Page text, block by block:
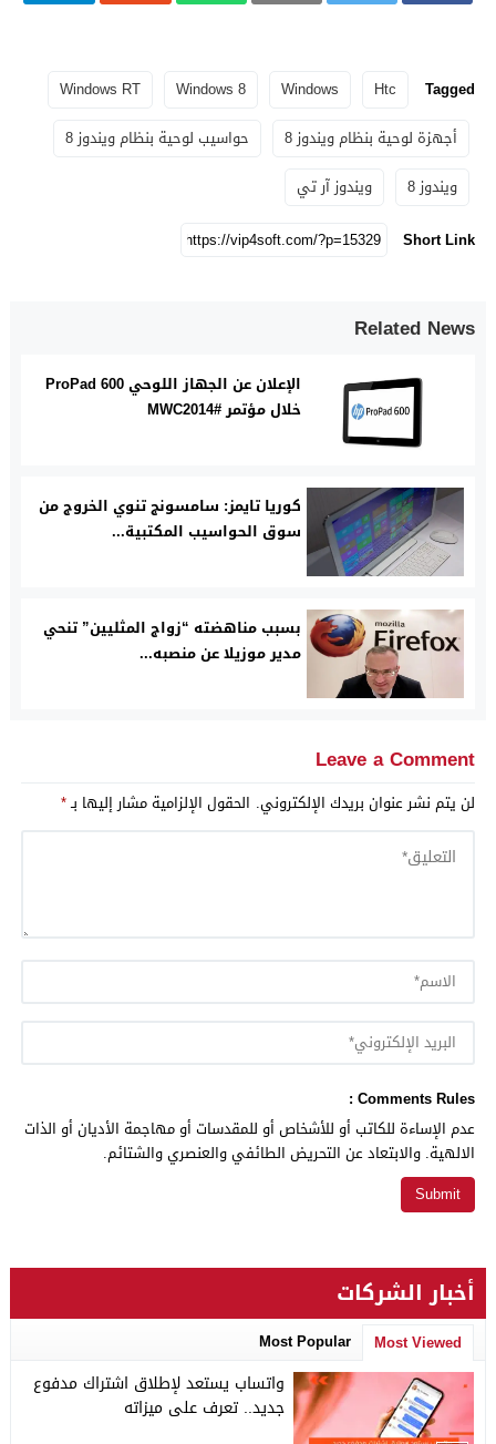
Tagged
Htc
Windows
Windows 8
Windows RT
أجهزة لوحية بنظام ويندوز 8
حواسيب لوحية بنظام ويندوز 8
ويندوز 8
ويندوز آر تي
Short Link
Related News
الإعلان عن الجهاز اللوحي ProPad 600
خلال مؤتمر #MWC2014
كوريا تايمز: سامسونج تنوي الخروج من
سوق الحواسيب المكتبية...
بسبب مناهضته “زواج المثليين” تنحي
مدير موزيلا عن منصبه...
Leave a Comment
لن يتم نشر عنوان بريدك الإلكتروني. الحقول الإلزامية مشار إليها بـ*
Comments Rules :
عدم الإساءة للكاتب أو للأشخاص أو للمقدسات أو مهاجمة الأديان أو الذات
الالهية. والابتعاد عن التحريض الطائفي والعنصري والشتائم.
أخبار الشركات
Most Viewed
Most Popular
واتساب يستعد لإطلاق اشتراك مدفوع
جديد.. تعرف على ميزاته